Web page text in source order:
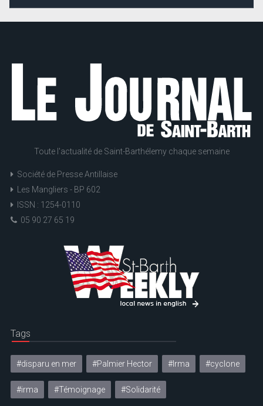
Toute l'actualité de Saint-Barthélemy chaque semaine
Société de Presse Antillaise
Les Mangliers - BP 602
ISSN : 1254-0110
05 90 27 65 19
Tags
#disparu en mer #Palmier Hector #Irma #cyclone
#irma #Témoignage #Solidarité